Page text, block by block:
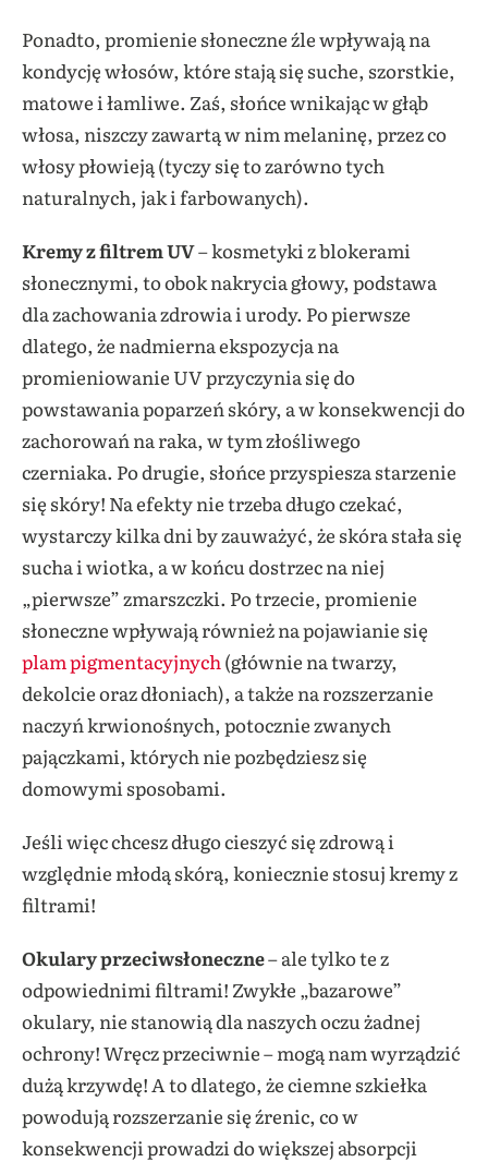
Ponadto, promienie słoneczne źle wpływają na
kondycję włosów, które stają się suche, szorstkie,
matowe i łamliwe. Zaś, słońce wnikając w głąb
włosa, niszczy zawartą w nim melaninę, przez co
włosy płowieją (tyczy się to zarówno tych
naturalnych, jak i farbowanych).
Kremy z filtrem UV– kosmetyki z blokerami
słonecznymi, to obok nakrycia głowy, podstawa
dla zachowania zdrowia i urody. Po pierwsze
dlatego, że nadmierna ekspozycja na
promieniowanie UV przyczynia się do
powstawania poparzeń skóry, a w konsekwencji do
zachorowań na raka, w tym złośliwego
czerniaka. Po drugie, słońce przyspiesza starzenie
się skóry! Na efekty nie trzeba długo czekać,
wystarczy kilka dni by zauważyć, że skóra stała się
sucha i wiotka, a w końcu dostrzec na niej
„pierwsze” zmarszczki. Po trzecie, promienie
słoneczne wpływają również na pojawianie się
plam pigmentacyjnych (głównie na twarzy,
dekolcie oraz dłoniach), a także na rozszerzanie
naczyń krwionośnych, potocznie zwanych
pajączkami, których nie pozbędziesz się
domowymi sposobami.
Jeśli więc chcesz długo cieszyć się zdrową i
względnie młodą skórą, koniecznie stosuj kremy z
filtrami!
Okulary przeciwsłoneczne– ale tylko te z
odpowiednimi filtrami! Zwykłe „bazarowe”
okulary, nie stanowią dla naszych oczu żadnej
ochrony! Wręcz przeciwnie – mogą nam wyrządzić
dużą krzywdę! A to dlatego, że ciemne szkiełka
powodują rozszerzanie się źrenic, co w
konsekwencji prowadzi do większej absorpcji